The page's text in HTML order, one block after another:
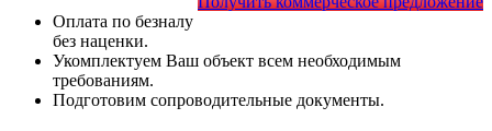
Оплата по безналу
без наценки.
Укомплектуем Ваш объект всем необходимым
требованиям.
Подготовим сопроводительные документы.